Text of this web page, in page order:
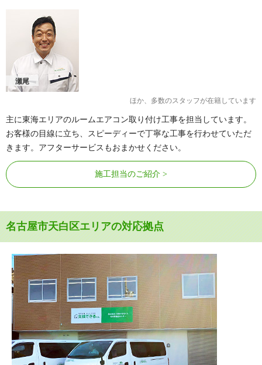
瀬尾
ほか、多数のスタッフが在籍しています
主に東海エリアのルームエアコン取り付け工事を担当しています。
お客様の目線に立ち、スピーディーで丁寧な工事を行わせていただ
きます。アフターサービスもおまかせください。
施工担当のご紹介
名古屋市天白区エリアの対応拠点